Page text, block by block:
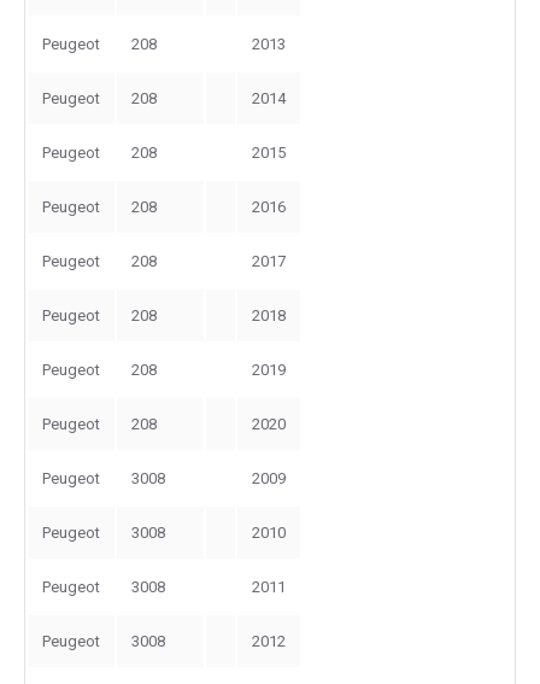
Peugeot 208 2013
Peugeot 208 2014
Peugeot 208 2015
Peugeot 208 2016
Peugeot 208 2017
Peugeot 208 2018
Peugeot 208 2019
Peugeot 208 2020
Peugeot 3008 2009
Peugeot 3008 2010
Peugeot 3008 2011
Peugeot 3008 2012